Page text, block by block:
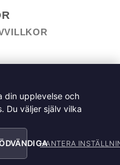
I SÖMNAD OCH
35, 791 71 Falun
AB. All Rights
din upplevelse och
Du väljer själv vilka
HANTERA